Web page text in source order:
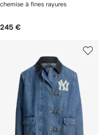
chemise à fines rayures
245 €